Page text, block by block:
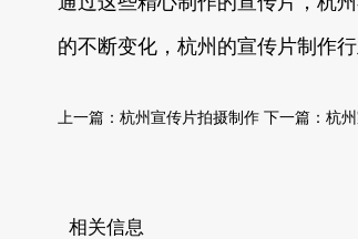
的不断变化，杭州的宣传片制作
上一篇： 杭州宣传片拍摄制作 下一篇： 杭
相关信息